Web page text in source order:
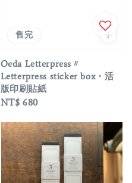
售完
Oeda Letterpress〃
Letterpress sticker box・活
版印刷貼紙
Regular
NT$ 680